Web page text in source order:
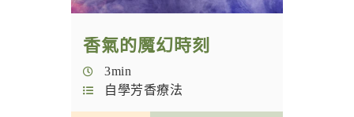
說明會
香氣的魔幻時刻
3min
自學芳香療法